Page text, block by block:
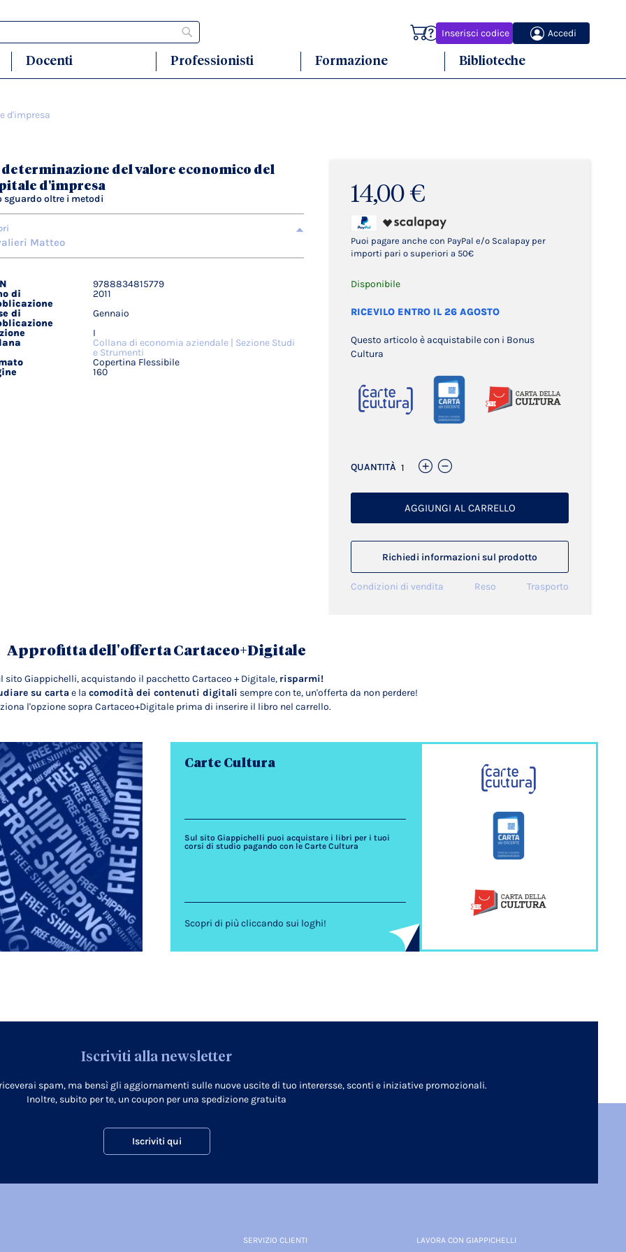
Inserisci codice Accedi
Carrello
Docenti Professionisti Formazione Biblioteche
d'impresa
14,00 €
Puoi pagare anche con PayPal e/o Scalapay per
importi pari o superiori a 50€
Disponibile
RICEVILO ENTRO IL 26 AGOSTO
Questo articolo è acquistabile con i Bonus
Cultura
QUANTITÀ
AGGIUNGI AL CARRELLO
Richiedi informazioni sul prodotto
Condizioni di vendita Reso Trasporto
determinazione del valore economico del
d'impresa
sguardo oltre i metodi
Matteo
9788834815779
di
2011
di
Gennaio
I
Collana di economia aziendale | Sezione Studi
e Strumenti
Copertina Flessibile
160
Approfitta dell'offerta Cartaceo+Digitale
sito Giappichelli, acquistando il pacchetto Cartaceo + Digitale, risparmi!
su carta e la comodità dei contenuti digitali sempre con te, un'offerta da non perdere!
l'opzione sopra Cartaceo+Digitale prima di inserire il libro nel carrello.
Carte Cultura
Sul sito Giappichelli puoi acquistare i libri per i tuoi
corsi di studio pagando con le Carte Cultura
Scopri di più cliccando sui loghi!
Iscriviti alla newsletter
spam, ma bensì gli aggiornamenti sulle nuove uscite di tuo interersse, sconti e iniziative promozionali.
Inoltre, subito per te, un coupon per una spedizione gratuita
Iscriviti qui
SERVIZIO CLIENTI LAVORA CON GIAPPICHELLI